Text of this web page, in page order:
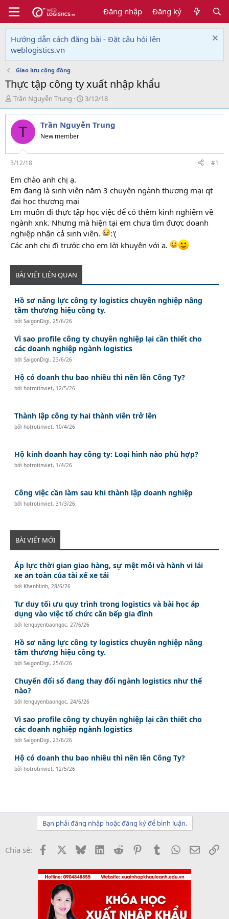
Đăng nhập Đăng ký
Hướng dẫn cách đăng bài - Đặt câu hỏi lên
weblogistics.vn
Giao lưu cộng đồng
Thực tập công ty xuất nhập khẩu
T
h
r
e
d
s
t
a
r
t
e
r
Trần Nguyễn Trung
N
g
à
y
i
3/12/18
T Trần Nguyễn Trung
New member
3/12/18 #1
Em chào anh chị ạ.
Em đang là sinh viên năm 3 chuyên ngành thương mại qt
đại học thương mại
Em muốn đi thực tập học việc để có thêm kinh nghiệm về
ngành xnk. Nhưng mà hiện tại em chưa tìm được doanh
nghiệp nhận cả sinh viên.
:'(
Các anh chị đi trước cho em lời khuyên với ạ.
BÀI VIẾT LIÊN QUAN
Hồ sơ năng lực công ty logistics chuyên nghiệp nâng
tầm thương hiệu công ty.
bởiSaigonDigi, 25/6/26
Vì sao profile công ty chuyên nghiệp lại cần thiết cho
các doanh nghiệp ngành logistics
bởiSaigonDigi, 23/6/26
Hộ có doanh thu bao nhiêu thì nên lên Công Ty?
bởihotrotinviet, 12/5/26
Thành lập công ty hai thành viên trở lên
bởihotrotinviet, 10/4/26
Hộ kinh doanh hay công ty: Loại hình nào phù hợp?
bởihotrotinviet, 1/4/26
Công việc cần làm sau khi thành lập doanh nghiệp
bởihotrotinviet,31/3/26
BÀI VIẾT MỚI
Áp lực thời gian giao hàng, sự mệt mỏi và hành vi lái
xe an toàn của tài xế xe tải
bởi Khanhlinh, 28/6/26
Tư duy tối ưu quy trình trong logistics và bài học áp
dụng vào việc tổ chức căn bếp gia đình
bởilenguyenbaongoc, 27/6/26
Hồ sơ năng lực công ty logistics chuyên nghiệp nâng
tầm thương hiệu công ty.
bởiSaigonDigi, 25/6/26
Chuyển đổi số đang thay đổi ngành logistics như thế
nào?
bởilenguyenbaongoc, 24/6/26
Vì sao profile công ty chuyên nghiệp lại cần thiết cho
các doanh nghiệp ngành logistics
bởiSaigonDigi, 23/6/26
Hộ có doanh thu bao nhiêu thì nên lên Công Ty?
bởihotrotinviet, 12/5/26
Bạn phải đăng nhập hoặc đăng ký để bình luận.
Chia sẻ: Facebook BlueskyLinkedInReddit PinterestTumblrWhatsApp
Email